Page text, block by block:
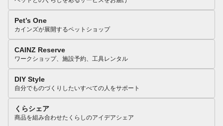
Pet’s One
カインズが展開するペットショップ
CAINZ Reserve
ワークショップ、施設予約、工具レンタル
DIY Style
自分でものづくりしたいすべての人をサポート
くらシェア
商品を組み合わせたくらしのアイデアシェア